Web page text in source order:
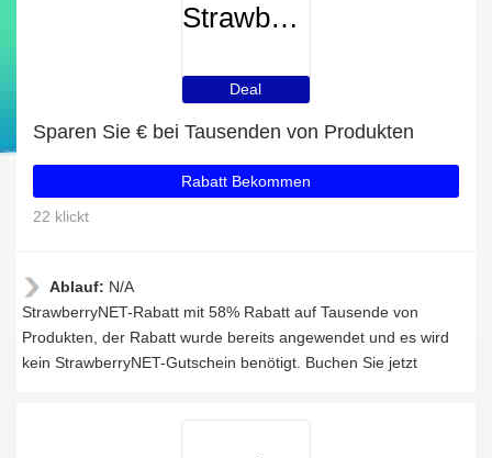
StrawberryNET
Deal
Sparen Sie € bei Tausenden von Produkten
Rabatt Bekommen
22 klickt
Ablauf: N/A
StrawberryNET-Rabatt mit 58% Rabatt auf Tausende von
Produkten, der Rabatt wurde bereits angewendet und es wird
kein StrawberryNET-Gutschein benötigt. Buchen Sie jetzt